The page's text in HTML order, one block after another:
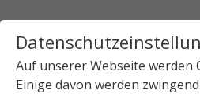
Auf unserer Webseite werden
Einige davon werden